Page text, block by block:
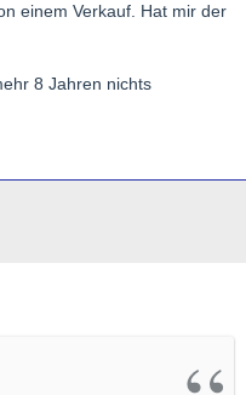
einem Verkauf. Hat mir der
8 Jahren nichts